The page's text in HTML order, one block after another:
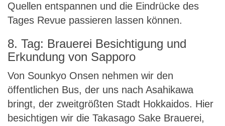
Quellen entspannen und die Eindrücke des
Tages Revue passieren lassen können.
8. Tag: Brauerei Besichtigung und
Erkundung von Sapporo
Von Sounkyo Onsen nehmen wir den
öffentlichen Bus, der uns nach Asahikawa
bringt, der zweitgrößten Stadt Hokkaidos. Hier
besichtigen wir die Takasago Sake Brauerei,